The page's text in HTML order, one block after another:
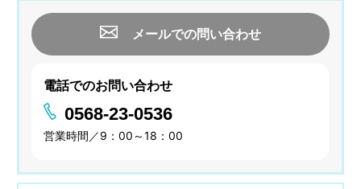
メールでの問い合わせ
電話でのお問い合わせ
0568-23-0536
営業時間／9：00～18：00